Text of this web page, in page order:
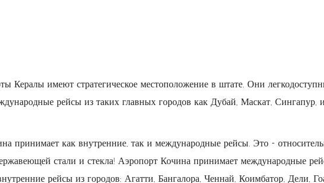
Кералы имеют стратегическое местоположение в штате. Они
рейсы из таких главных городов как Дубай, Маскат, Сингапур,
принимает как внутренние, так и международные рейсы. Это -
стали и стекла! Аэропорт Кочина принимает международные
рейсы из городов: Агатти, Бангалора, Ченнай, Коимбатор, Дели,